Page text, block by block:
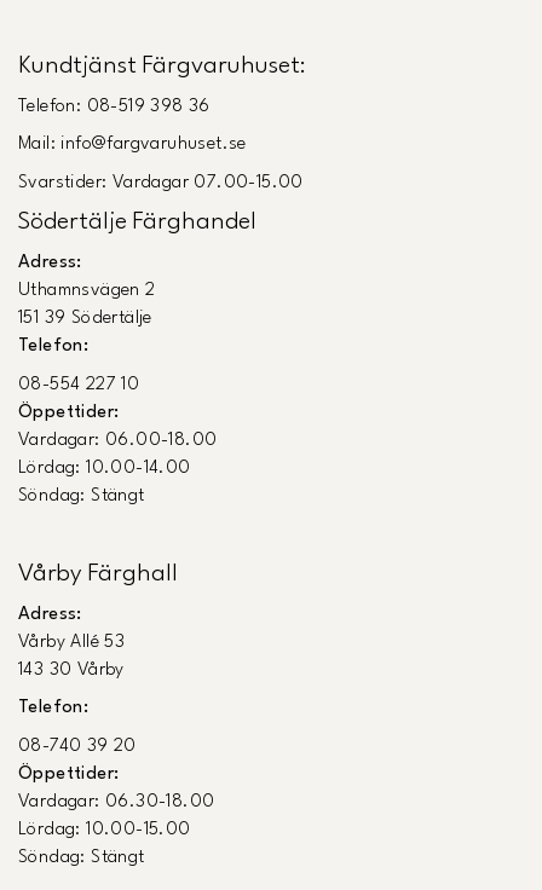
Kundtjänst Färgvaruhuset:
Telefon: 08-519 398 36
Mail: info@fargvaruhuset.se
Svarstider: Vardagar 07.00-15.00
Södertälje Färghandel
Adress:
Uthamnsvägen 2
151 39 Södertälje
Telefon:
08-554 227 10
Öppettider:
Vardagar: 06.00-18.00
Lördag: 10.00-14.00
Söndag: Stängt
Vårby Färghall
Adress:
Vårby Allé 53
143 30 Vårby
Telefon:
08-740 39 20
Öppettider:
Vardagar: 06.30-18.00
Lördag: 10.00-15.00
Söndag: Stängt